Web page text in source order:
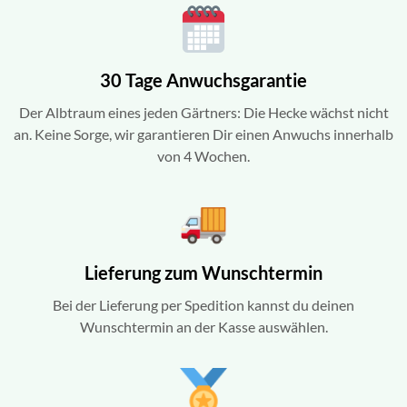
30 Tage Anwuchsgarantie
Der Albtraum eines jeden Gärtners: Die Hecke wächst nicht
an. Keine Sorge, wir garantieren Dir einen Anwuchs innerhalb
von 4 Wochen.
Lieferung zum Wunschtermin
Bei der Lieferung per Spedition kannst du deinen
Wunschtermin an der Kasse auswählen.